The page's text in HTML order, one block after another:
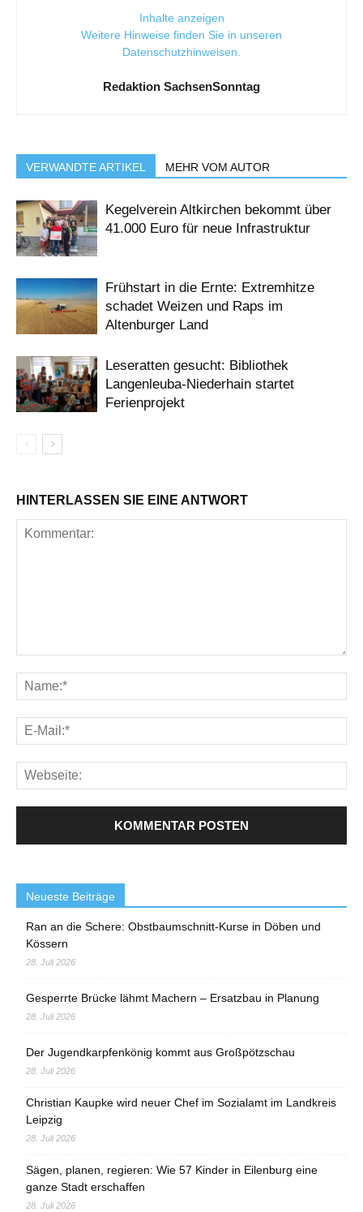
Inhalte anzeigen
Weitere Hinweise finden Sie in unseren
Datenschutzhinweisen
Redaktion SachsenSonntag
VERWANDTE ARTIKEL MEHR VOM AUTOR
Kegelverein Altkirchen bekommt über
41.000 Euro für neue Infrastruktur
Frühstart in die Ernte: Extremhitze
schadet Weizen und Raps im
Altenburger Land
Leseratten gesucht: Bibliothek
Langenleuba-Niederhain startet
Ferienprojekt
HINTERLASSEN SIE EINE ANTWORT
Neueste Beiträge
Ran an die Schere: Obstbaumschnitt-Kurse in Döben und
Kössern
28. Juli 2026
Gesperrte Brücke lähmt Machern – Ersatzbau in Planung
28. Juli 2026
Der Jugendkarpfenkönig kommt aus Großpötzschau
28. Juli 2026
Christian Kaupke wird neuer Chef im Sozialamt im Landkreis
Leipzig
28. Juli 2026
Sägen, planen, regieren: Wie 57 Kinder in Eilenburg eine
ganze Stadt erschaffen
28. Juli 2026